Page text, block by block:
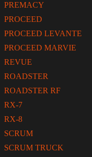
PREMACY
PROCEED
PROCEED LEVANTE
PROCEED MARVIE
REVUE
ROADSTER
ROADSTER RF
RX-7
RX-8
SCRUM
SCRUM TRUCK